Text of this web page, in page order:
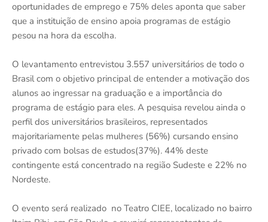
oportunidades de emprego e 75% deles aponta que saber
que a instituição de ensino apoia programas de estágio
pesou na hora da escolha.
O levantamento entrevistou 3.557 universitários de todo o
Brasil com o objetivo principal de entender a motivação dos
alunos ao ingressar na graduação e a importância do
programa de estágio para eles. A pesquisa revelou ainda o
perfil dos universitários brasileiros, representados
majoritariamente pelas mulheres (56%) cursando ensino
privado com bolsas de estudos(37%). 44% deste
contingente está concentrado na região Sudeste e 22% no
Nordeste.
O evento será realizado no Teatro CIEE, localizado no bairro